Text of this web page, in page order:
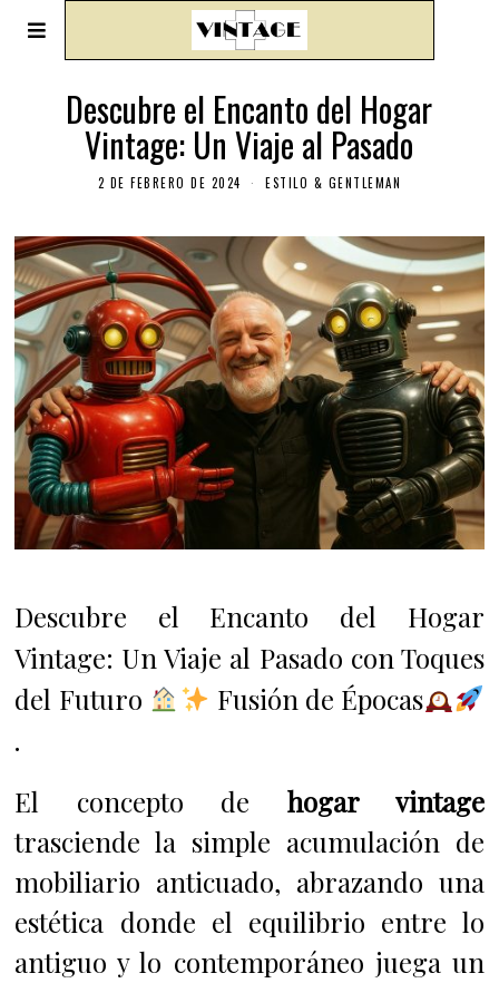
Descubre el Encanto del Hogar
Vintage: Un Viaje al Pasado
2 DE FEBRERO DE 2024 ESTILO & GENTLEMAN
Descubre el Encanto del Hogar
Vintage: Un Viaje al Pasado con Toques
del Futuro
Fusión de Épocas
.
El concepto dehogar vintage
trasciende la simple acumulación de
mobiliario anticuado, abrazando una
estética donde el equilibrio entre lo
antiguo y lo contemporáneo juega un